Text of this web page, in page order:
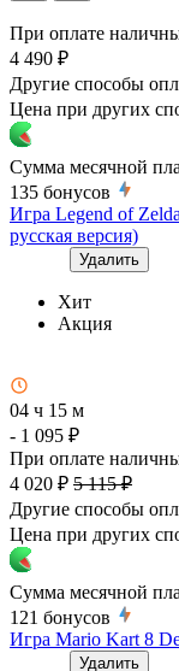
При оплате
4 490 ₽
Другие способы
Цена при других
Сумма месячной
135 бонусов
Игра Legend of
русская версия)
Удалить
Хит
Акция
04 ч 15 м
- 1 095 ₽
При оплате
4 020 ₽ 5 115 ₽
Другие способы
Цена при других
Сумма месячной
121 бонусов
Игра Mario Kart 8
Удалить